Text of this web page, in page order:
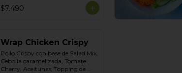
$7.490
Wrap Chicken Crispy
Pollo Crispy con base de Salad Mix,
Cebolla caramelizada, Tomate
Cherry, Aceitunas, Topping de